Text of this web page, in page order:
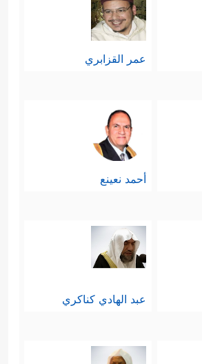
عمر القزابري
أحمد نعينع
عبد الهادي كناكري